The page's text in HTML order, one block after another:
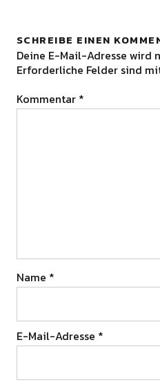
SCHREIBE EINEN
Deine E-Mail-Adresse wird
Erforderliche Felder sind
Kommentar *
Name *
E-Mail-Adresse *